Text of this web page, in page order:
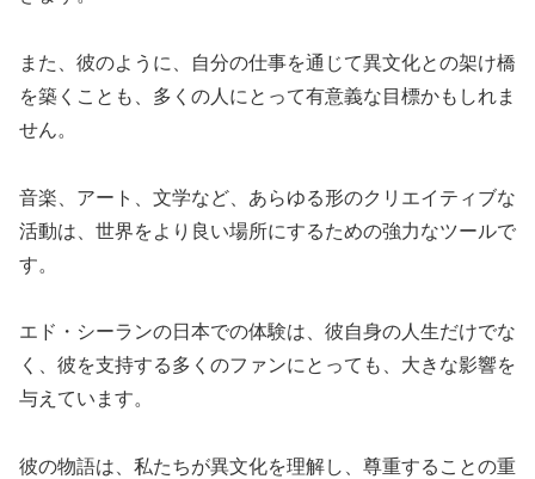
また、彼のように、自分の仕事を通じて異文化との架け橋
を築くことも、多くの人にとって有意義な目標かもしれま
せん。
音楽、アート、文学など、あらゆる形のクリエイティブな
活動は、世界をより良い場所にするための強力なツールで
す。
エド・シーランの日本での体験は、彼自身の人生だけでな
く、彼を支持する多くのファンにとっても、大きな影響を
与えています。
彼の物語は、私たちが異文化を理解し、尊重することの重